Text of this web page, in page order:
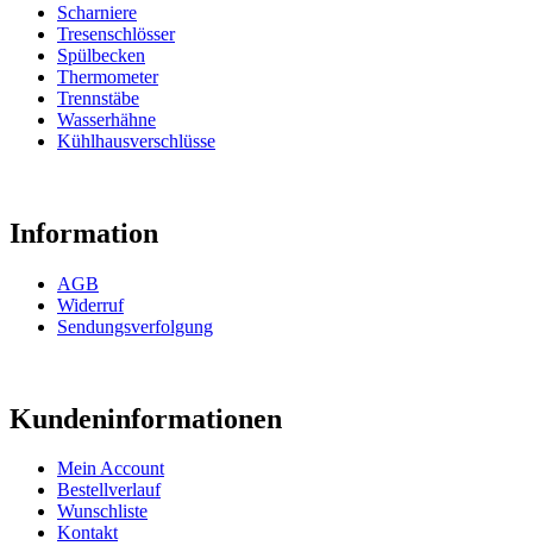
Scharniere
Tresenschlösser
Spülbecken
Thermometer
Trennstäbe
Wasserhähne
Kühlhausverschlüsse
Information
AGB
Widerruf
Sendungsverfolgung
Kundeninformationen
Mein Account
Bestellverlauf
Wunschliste
Kontakt